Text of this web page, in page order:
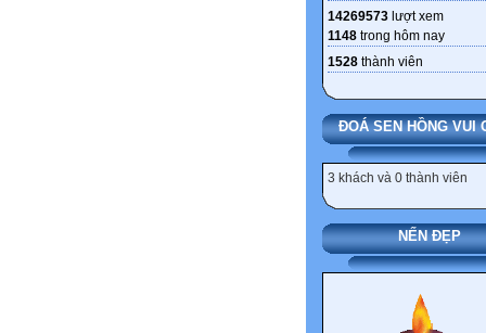
14269573 lượt xem
1148 trong hôm nay
1528 thành viên
ĐOÁ SEN HỒNG VUI
3 khách và 0 thành viên
NẾN ĐẸP